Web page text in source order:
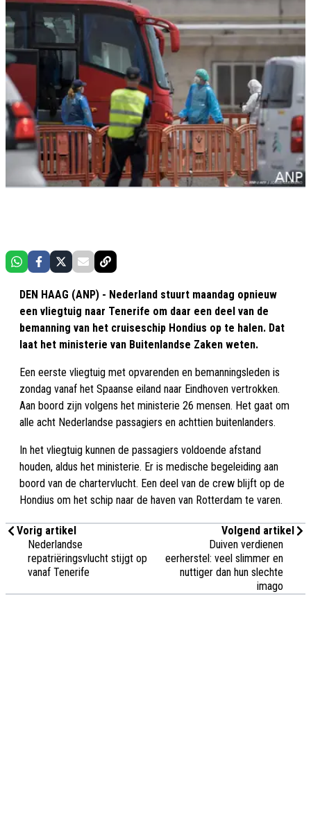
DEN HAAG (ANP) - Nederland stuurt maandag opnieuw
een vliegtuig naar Tenerife om daar een deel van de
bemanning van het cruiseschip Hondius op te halen. Dat
laat het ministerie van Buitenlandse Zaken weten.
Een eerste vliegtuig met opvarenden en bemanningsleden is
zondag vanaf het Spaanse eiland naar Eindhoven vertrokken.
Aan boord zijn volgens het ministerie 26 mensen. Het gaat om
alle acht Nederlandse passagiers en achttien buitenlanders.
In het vliegtuig kunnen de passagiers voldoende afstand
houden, aldus het ministerie. Er is medische begeleiding aan
boord van de chartervlucht. Een deel van de crew blijft op de
Hondius om het schip naar de haven van Rotterdam te varen.
Vorig artikel
Nederlandse
repatriëringsvlucht stijgt op
vanaf Tenerife
Volgend artikel
Duiven verdienen
eerherstel: veel slimmer en
nuttiger dan hun slechte
imago